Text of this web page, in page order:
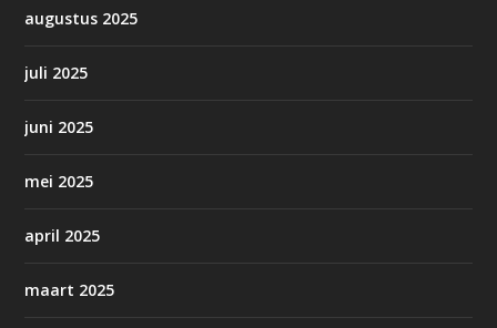
augustus 2025
juli 2025
juni 2025
mei 2025
april 2025
maart 2025